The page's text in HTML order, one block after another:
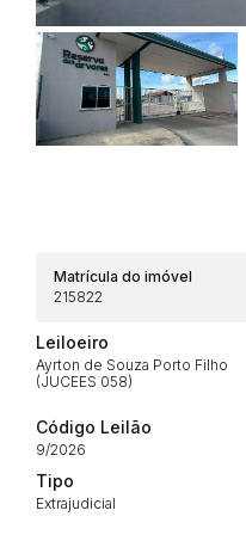
Matrícula do imóvel
215822
Leiloeiro
Ayrton de Souza Porto Filho
(JUCEES 058)
Código Leilão
9/2026
Tipo
Extrajudicial